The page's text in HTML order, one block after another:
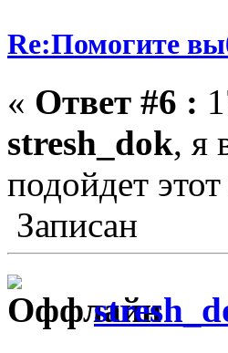
Re:Помогите
« Ответ #6 :
stresh_dok, я
подойдет
Записан